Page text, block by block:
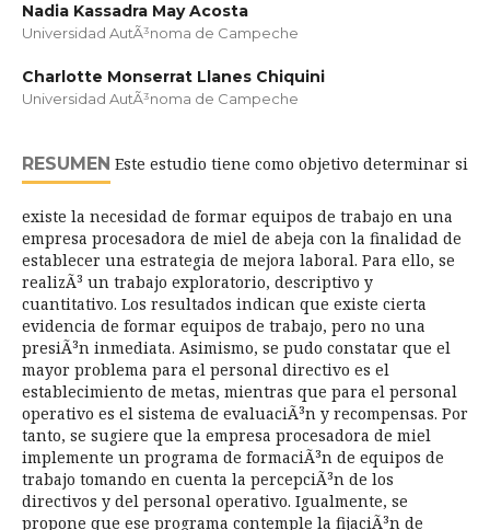
Nadia Kassadra May Acosta
Universidad AutÃ³noma de Campeche
Charlotte Monserrat Llanes Chiquini
Universidad AutÃ³noma de Campeche
RESUMEN Este estudio tiene como objetivo determinar si
existe la necesidad de formar equipos de trabajo en una
empresa procesadora de miel de abeja con la finalidad de
establecer una estrategia de mejora laboral. Para ello, se
realizÃ³ un trabajo exploratorio, descriptivo y
cuantitativo. Los resultados indican que existe cierta
evidencia de formar equipos de trabajo, pero no una
presiÃ³n inmediata. Asimismo, se pudo constatar que el
mayor problema para el personal directivo es el
establecimiento de metas, mientras que para el personal
operativo es el sistema de evaluaciÃ³n y recompensas. Por
tanto, se sugiere que la empresa procesadora de miel
implemente un programa de formaciÃ³n de equipos de
trabajo tomando en cuenta la percepciÃ³n de los
directivos y del personal operativo. Igualmente, se
propone que ese programa contemple la fijaciÃ³n de